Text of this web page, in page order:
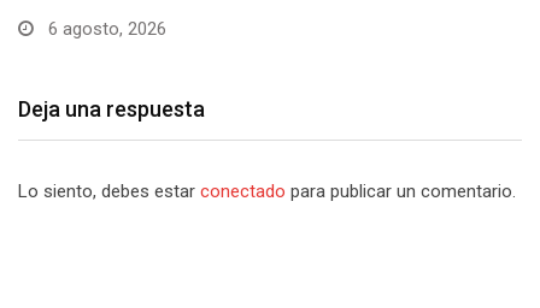
6 agosto, 2026
Deja una respuesta
Lo siento, debes estar conectado para publicar un comentario.